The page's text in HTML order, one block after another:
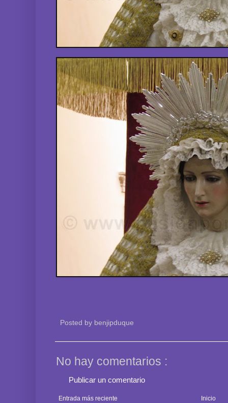
Posted by benjipduque
No hay comentarios :
Publicar un comentario
Entrada más reciente Inicio